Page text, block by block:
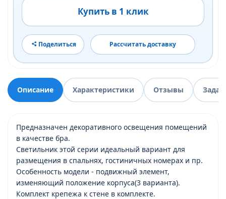
Купить в 1 клик
Поделиться Рассчитать доставку
Описание Характеристики Отзывы
Предназначен декоративного освещения помещений
в качестве бра.
Светильник этой серии идеальный вариант для
размещения в спальнях, гостиничных номерах и пр.
Особенность модели - подвижный элемент,
изменяющий положение корпуса(3 варианта).
Комплект крепежа к стене в комплекте.